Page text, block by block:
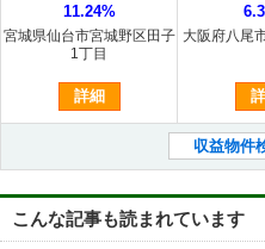
宮城県仙台市宮城野区田子
1丁目
11.24%
詳細
大阪府八尾
収益物件
こんな記事も読まれています